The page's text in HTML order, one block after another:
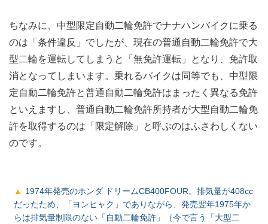
ちなみに、中型限定自動二輪免許でナナハンバイクに乗る
のは「条件違反」でしたが、現在の普通自動二輪免許で大
型二輪を運転してしまうと「無免許運転」となり、免許取
消となってしまいます。乗れるバイクは同等でも、中型限
定自動二輪免許と普通自動二輪免許はまったく異なる免許
といえますし、普通自動二輪免許所持者が大型自動二輪免
許を取得するのは「限定解除」と呼ぶのはふさわしくない
のです。
1974年発売のホンダ ドリームCB400FOUR。排気量が408cc
だったため、「ヨンヒャク」でありながら、発売翌年1975年か
らは排気量制限のない「自動二輪免許」（今で言う「大型二